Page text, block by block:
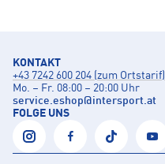
KONTAKT
+43 7242 600 204 (zum Ortstarif)
Mo. – Fr. 08:00 – 20:00 Uhr
service.eshop@intersport.at
FOLGE UNS